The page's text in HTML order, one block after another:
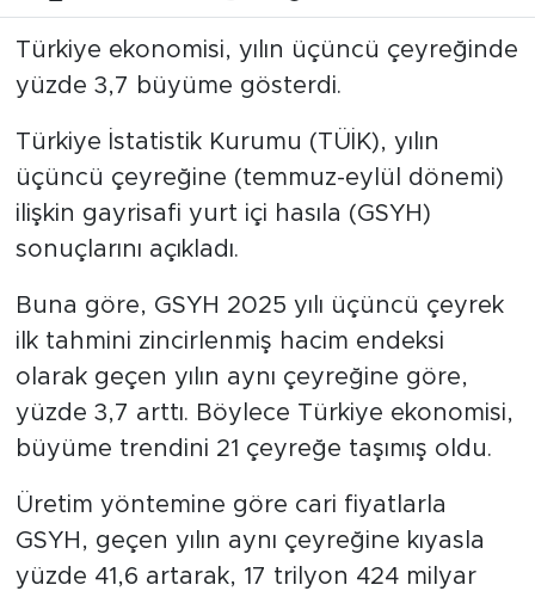
Türkiye ekonomisi, yılın üçüncü çeyreğinde
yüzde 3,7 büyüme gösterdi.
Türkiye İstatistik Kurumu (TÜİK), yılın
üçüncü çeyreğine (temmuz-eylül dönemi)
ilişkin gayrisafi yurt içi hasıla (GSYH)
sonuçlarını açıkladı.
Buna göre, GSYH 2025 yılı üçüncü çeyrek
ilk tahmini zincirlenmiş hacim endeksi
olarak geçen yılın aynı çeyreğine göre,
yüzde 3,7 arttı. Böylece Türkiye ekonomisi,
büyüme trendini 21 çeyreğe taşımış oldu.
Üretim yöntemine göre cari fiyatlarla
GSYH, geçen yılın aynı çeyreğine kıyasla
yüzde 41,6 artarak, 17 trilyon 424 milyar